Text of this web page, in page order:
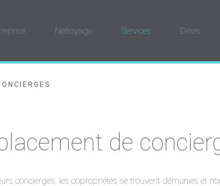
Nettoyage Services Devis
de
concierges, les copropriétés se trouvent démunies et